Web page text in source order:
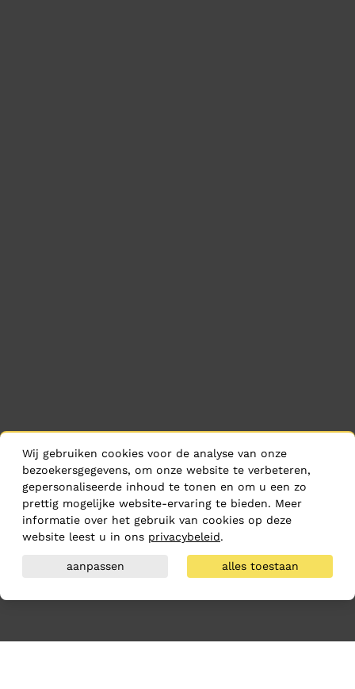
Wij gebruiken cookies voor de analyse van onze
bezoekersgegevens, om onze website te verbeteren,
gepersonaliseerde inhoud te tonen en om u een zo
prettig mogelijke website-ervaring te bieden. Meer
informatie over het gebruik van cookies op deze
website leest u in ons privacybeleid.
aanpassen alles toestaan